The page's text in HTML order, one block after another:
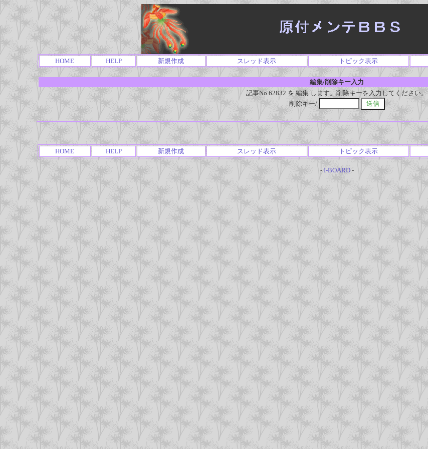
HOME HELP 新規作成 スレッド表示 トピック表示
編集/削除キー入力
記事No.62832 を 編集 します。削除キーを入力してください。
削除キー/
HOME HELP 新規作成 スレッド表示 トピック表示
- I-BOARD-